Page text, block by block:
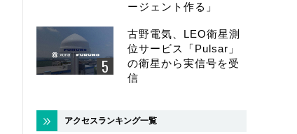
ージェント作る」
古野電気、LEO衛星測
位サービス「Pulsar」
の衛星から実信号を受
信
アクセスランキング一覧